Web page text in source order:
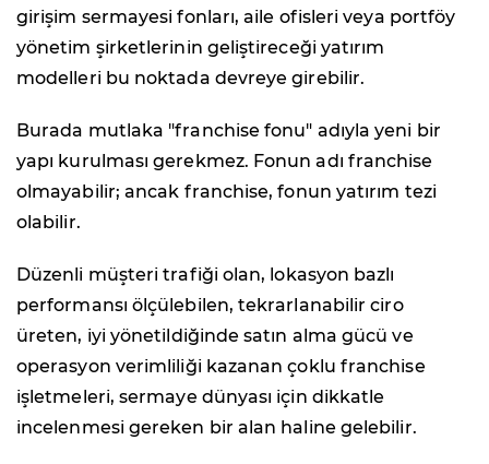
girişim sermayesi fonları, aile ofisleri veya portföy
yönetim şirketlerinin geliştireceği yatırım
modelleri bu noktada devreye girebilir.
Burada mutlaka "franchise fonu" adıyla yeni bir
yapı kurulması gerekmez. Fonun adı franchise
olmayabilir; ancak franchise, fonun yatırım tezi
olabilir.
Düzenli müşteri trafiği olan, lokasyon bazlı
performansı ölçülebilen, tekrarlanabilir ciro
üreten, iyi yönetildiğinde satın alma gücü ve
operasyon verimliliği kazanan çoklu franchise
işletmeleri, sermaye dünyası için dikkatle
incelenmesi gereken bir alan haline gelebilir.